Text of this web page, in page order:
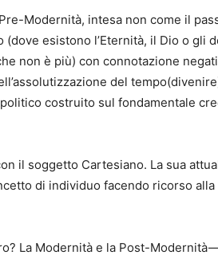
Modernità, intesa non come il
esistono l’Eternità, il Dio o gli
non è più) con connotazione
del
costruito sul fondamentale
il soggetto Cartesiano. La sua
di individuo facendo ricorso
La Modernità e la Post-